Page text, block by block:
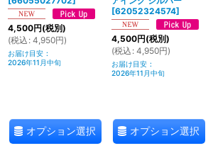
4,500円(税別)
(税込 : 4,950円)
お届け目安 :
2026年11月中旬
オプション選択
[62052324574]
4,500円(税別)
(税込 : 4,950円)
お届け目安 :
2026年11月中旬
オプション選択